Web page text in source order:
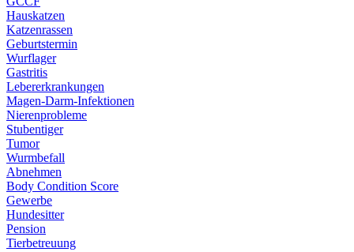
Hauskatzen
Katzenrassen
Geburtstermin
Wurflager
Gastritis
Lebererkrankungen
Magen-Darm-Infektionen
Nierenprobleme
Stubentiger
Tumor
Wurmbefall
Abnehmen
Body Condition Score
Gewerbe
Hundesitter
Pension
Tierbetreuung